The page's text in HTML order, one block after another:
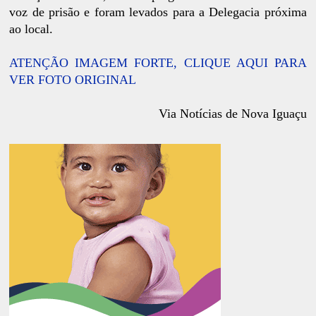
voz de prisão e foram levados para a Delegacia próxima
ao local.
ATENÇÃO IMAGEM FORTE, CLIQUE AQUI PARA
VER FOTO ORIGINAL
Via Notícias de Nova Iguaçu